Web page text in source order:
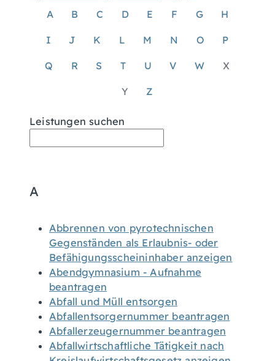
A B C D E F G H
I J K L M N O P
Q R S T U V W X
Y Z
Leistungen suchen
A
Abbrennen von pyrotechnischen
Gegenständen als Erlaubnis- oder
Befähigungsscheininhaber anzeigen
Abendgymnasium - Aufnahme
beantragen
Abfall und Müll entsorgen
Abfallentsorgernummer beantragen
Abfallerzeugernummer beantragen
Abfallwirtschaftliche Tätigkeit nach